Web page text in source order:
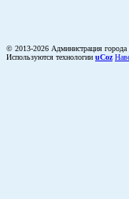
© 2013-2026 Администрация города
Используются технологии uCoz